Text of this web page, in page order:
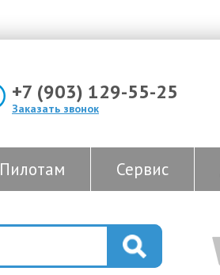
+7 (903) 129-55-25
Заказать звонок
Пилотам Сервис